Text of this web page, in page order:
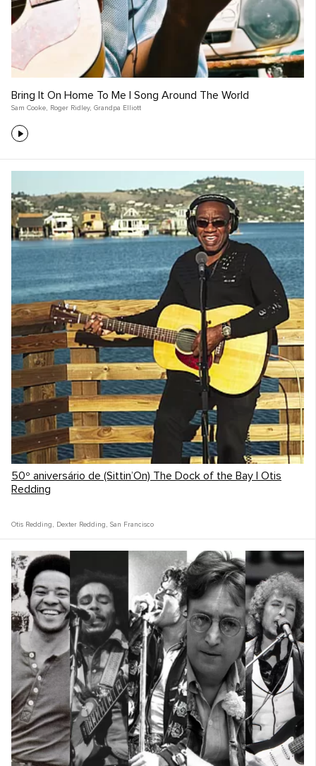
Bring It On Home To Me | Song Around The World
Sam Cooke, Roger Ridley, Grandpa Elliott
50º aniversário de (Sittin’On) The Dock of the Bay | Otis
Redding
Otis Redding , Dexter Redding , San Francisco